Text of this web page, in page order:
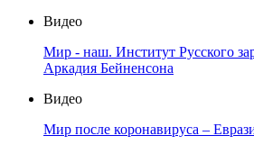
Видео
Мир - наш. Институт Русского
Аркадия Бейненсона
Видео
Мир после коронавируса –